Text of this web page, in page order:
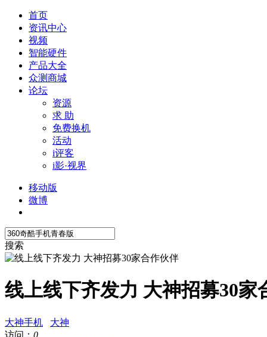
首页
资讯中心
视频
智能硬件
产品大全
众测商城
论坛
资源
求 助
免费换机
活动
i评客
i影·视界
移动版
微博
搜索
线上线下齐发力 大神招募30家
大神手机
大神
访问： 0